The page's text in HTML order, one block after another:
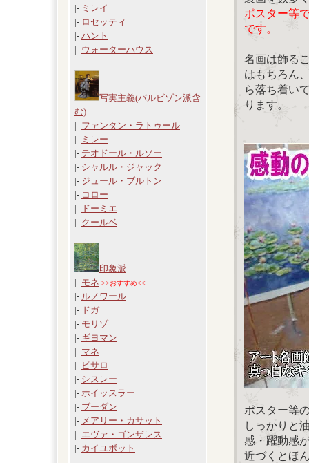
|- ミレイ
|- ロセッティ
|- ハント
|- ウォーターハウス
写実主義(バルビゾン派含
む)
|- ファンタン・ラトゥール
|- ミレー
|- テオドール・ルソー
|- シャルル・ジャック
|- ジュール・ブルトン
|- コロー
|- ドーミエ
|- クールベ
印象派
|- モネ >>おすすめ<<
|- ルノワール
|- ドガ
|- モリゾ
|- ギヨマン
|- マネ
|- ピサロ
|- シスレー
|- ホイッスラー
|- ブーダン
|- メアリー・カサット
|- エヴァ・ゴンザレス
|- カイユボット
ポスター等
です。
名画は飾る
はもちろん
ら落ち着い
ります。
ポスター等
しっかりと
感・躍動感
近づくとほ